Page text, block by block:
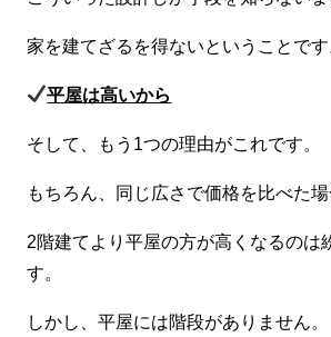
家を建てざるを得ないということです
平屋は高いから
そして、もう1つの理由がこれです。
もちろん、同じ広さで価格を比べた場
2階建てより平屋の方が高くなるのは
す。
しかし、平屋には階段がありません。